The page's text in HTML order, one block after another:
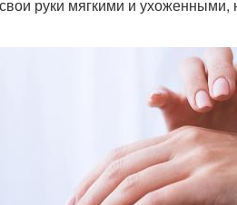
руки мягкими и